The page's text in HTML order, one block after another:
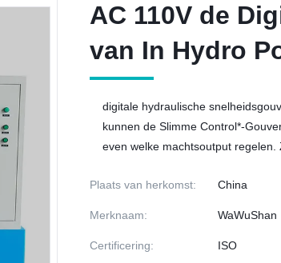
AC 110V de
van In Hydro
AC 110V de
van In Hydro
digitale hydraulische
kunnen de Slimme Control*-
even welke machtsoutput regelen.
Plaats van herkomst: China
Merknaam: WaWuShan
Certificering: ISO